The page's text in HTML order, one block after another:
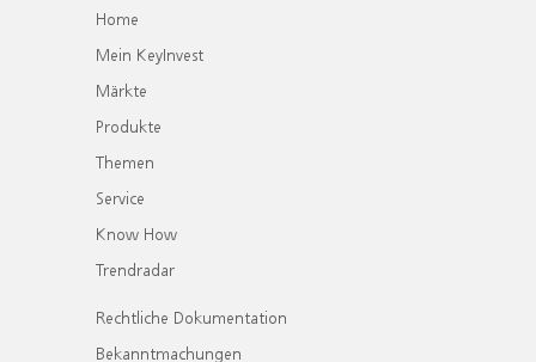
Home
Mein KeyInvest
Märkte
Produkte
Themen
Service
Know How
Trendradar
Rechtliche Dokumentation
Bekanntmachungen